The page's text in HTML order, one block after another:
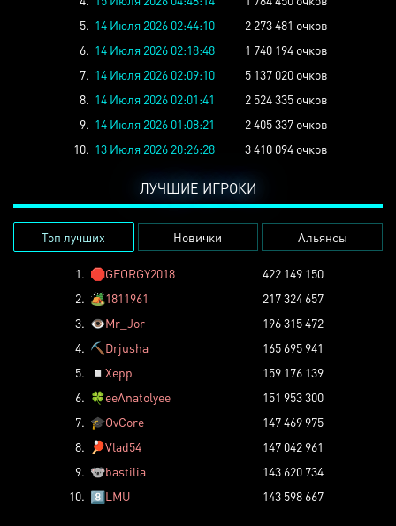
5. 14 Июля 2026 02:44:10
2 273 481 очков
6. 14 Июля 2026 02:18:48
1 740 194 очков
7. 14 Июля 2026 02:09:10
5 137 020 очков
8. 14 Июля 2026 02:01:41
2 524 335 очков
9. 14 Июля 2026 01:08:21
2 405 337 очков
10. 13 Июля 2026 20:26:28 3 410 094 очков
ЛУЧШИЕ ИГРОКИ
Топ лучших Новички Альянсы
1. 🛑GEORGY2018
422 149 150
2. 🏕️1811961
217 324 657
3. 👁️Mr_Jor
196 315 472
4. ⛏️ Drjusha
165 695 941
5.
◽ Xepp
159 176 139
6. 🍀eeAnatolyee
151 953 300
7. 🎓OvCore
147 469 975
8.
🏓Vlad54
147 042 961
9. 🐨bastilia
143 620 734
10. 8️⃣LMU 143 598 667